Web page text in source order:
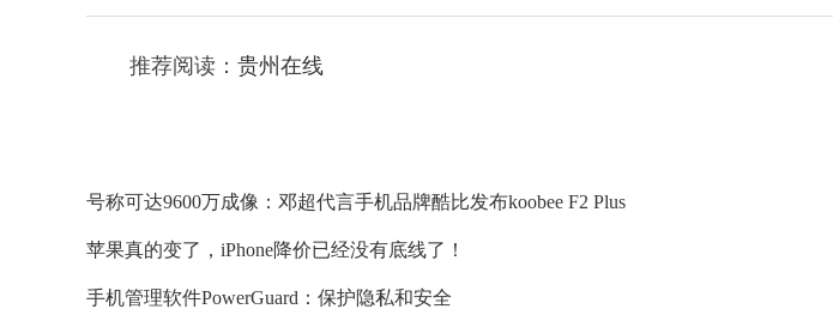
推荐阅读： 贵州在线
号称可达9600万成像：邓超代言手机品牌酷比发布koobee F2 Plus
苹果真的变了，iPhone降价已经没有底线了！
手机管理软件PowerGuard：保护隐私和安全